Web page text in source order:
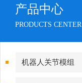
产品中心
PRODUCTS CENTER
机器人关节模组